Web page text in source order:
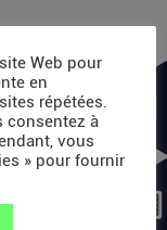
veut
d’euros
veut lancer
à l’IA
Web pour
en
répétées.
consentez à
vous
» pour fournir